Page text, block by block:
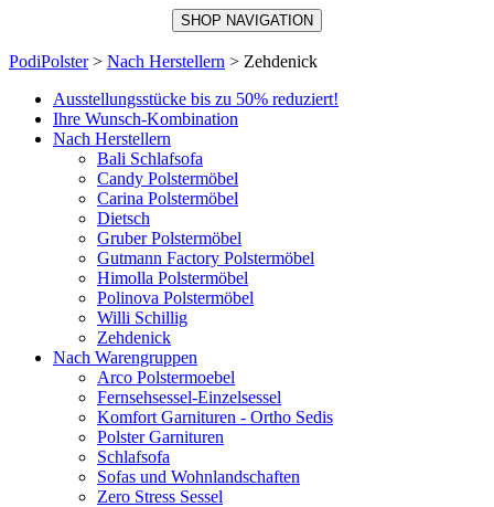
SHOP NAVIGATION
PodiPolster> Nach Herstellern > Zehdenick
Ausstellungsstücke bis zu 50% reduziert!
Ihre Wunsch-Kombination
Nach Herstellern
Bali Schlafsofa
Candy Polstermöbel
Carina Polstermöbel
Dietsch
Gruber Polstermöbel
Gutmann Factory Polstermöbel
Himolla Polstermöbel
Polinova Polstermöbel
Willi Schillig
Zehdenick
Nach Warengruppen
Arco Polstermoebel
Fernsehsessel-Einzelsessel
Komfort Garnituren - Ortho Sedis
Polster Garnituren
Schlafsofa
Sofas und Wohnlandschaften
Zero Stress Sessel